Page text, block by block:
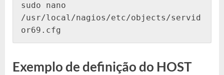
sudo nano
/usr/local/nagios/etc/objects/servid
or69.cfg
Exemplo de definição do HOST